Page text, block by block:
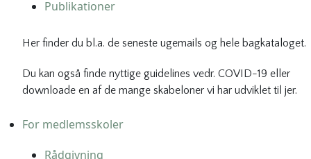
Publikationer
Her finder du bl.a. de seneste ugemails og hele bagkataloget.
Du kan også finde nyttige guidelines vedr. COVID-19 eller
downloade en af de mange skabeloner vi har udviklet til jer.
For medlemsskoler
Rådgivning